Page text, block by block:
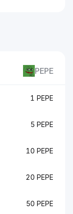
PEPE
1 PEPE
5 PEPE
10 PEPE
20 PEPE
50 PEPE